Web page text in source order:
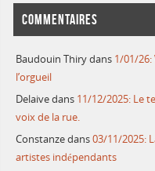
COMMENTAIRES
Baudouin Thirydans 1/01/26:
l’orgueil
Delaivedans 11/12/2025: Le
voix de la rue.
Constanzedans03/11/2025:
artistes indépendants